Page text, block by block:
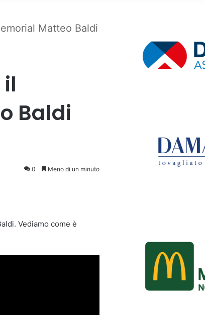
Matteo Baldi
Baldi
0 Meno di un minuto
Vediamo come è